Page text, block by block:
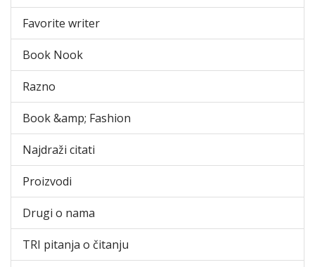
Favorite writer
Book Nook
Razno
Book &amp; Fashion
Najdraži citati
Proizvodi
Drugi o nama
TRI pitanja o čitanju